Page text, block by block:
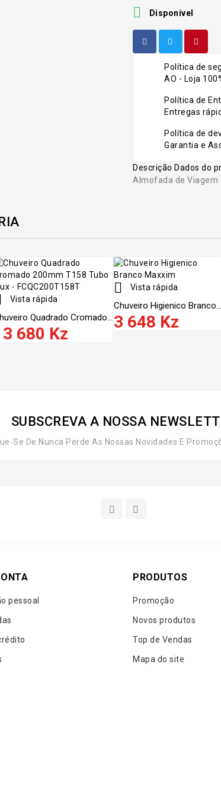
 Disponivel
Política de
AO - Loja
Política de
Entregas
Política de
Garantia e
Descrição Dados do
Almofada de Viagem
Vista rápida
Quadrado Cromado...
680 Kz
 Vista rápida
Chuveiro Higienico Branco...
3 648 Kz
SUBSCREVA A NOSSA
Se De Nunca Perde As Nossas Novidades E
pessoal
PRODUTOS
Promoção
Novos produtos
Top de Vendas
Mapa do site